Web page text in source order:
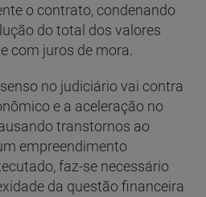
o contrato, condenando
do total dos valores
com juros de mora.
no judiciário vai contra
e a aceleração no
transtornos ao
empreendimento
faz-se necessário
da questão financeira